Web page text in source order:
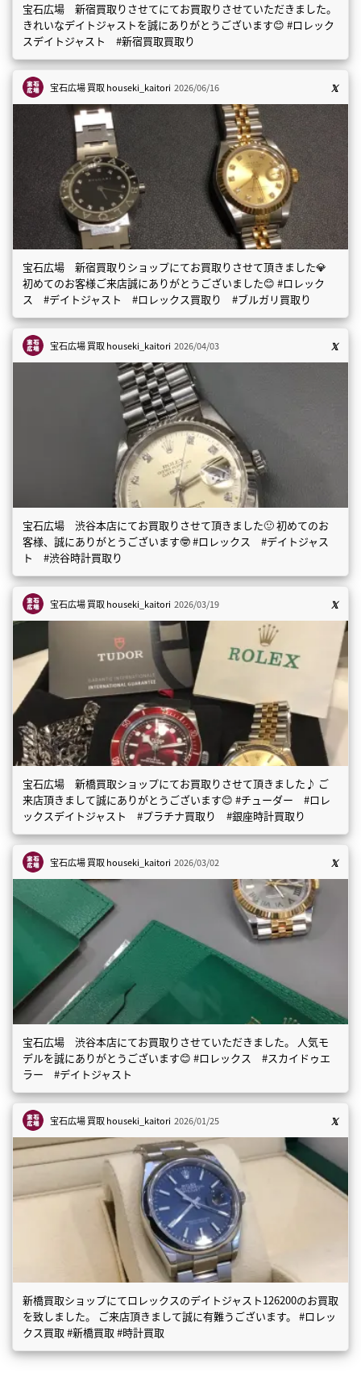
宝石広場 新宿買取りさせてにてお買取りさせていただきました。
きれいなデイトジャストを誠にありがとうございます😊 #ロレック
スデイトジャスト #新宿買取買取り
宝石広場 買取houseki_kaitori 2026/06/16
宝石広場 新宿買取りショップにてお買取りさせて頂きました💎
初めてのお客様ご来店誠にありがとうございました😊 #ロレック
ス #デイトジャスト #ロレックス買取り #ブルガリ買取り
宝石広場 買取houseki_kaitori 2026/04/03
宝石広場 渋谷本店にてお買取りさせて頂きました🙂 初めてのお
客様、誠にありがとうございます🤓 #ロレックス #デイトジャス
ト #渋谷時計買取り
宝石広場 買取houseki_kaitori 2026/03/19
宝石広場 新橋買取ショップにてお買取りさせて頂きました♪ ご
来店頂きまして誠にありがとうございます😊 #チューダー #ロレ
ックスデイトジャスト #プラチナ買取り #銀座時計買取り
宝石広場 買取houseki_kaitori 2026/03/02
宝石広場 渋谷本店にてお買取りさせていただきました。 人気モ
デルを誠にありがとうございます😊 #ロレックス #スカイドゥエ
ラー #デイトジャスト
宝石広場 買取houseki_kaitori 2026/01/25
新橋買取ショップにてロレックスのデイトジャスト126200のお買取
を致しました。 ご来店頂きまして誠に有難うございます。 #ロレッ
クス買取 #新橋買取 #時計買取